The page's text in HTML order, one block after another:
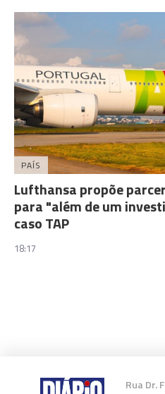
PAÍS
Lufthansa propõe
para "além de um
caso TAP
18:17
Rua Dr.